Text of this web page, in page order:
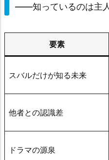
——知っているのは主
要素
スバルだけが知る未来
他者との認識差
ドラマの源泉